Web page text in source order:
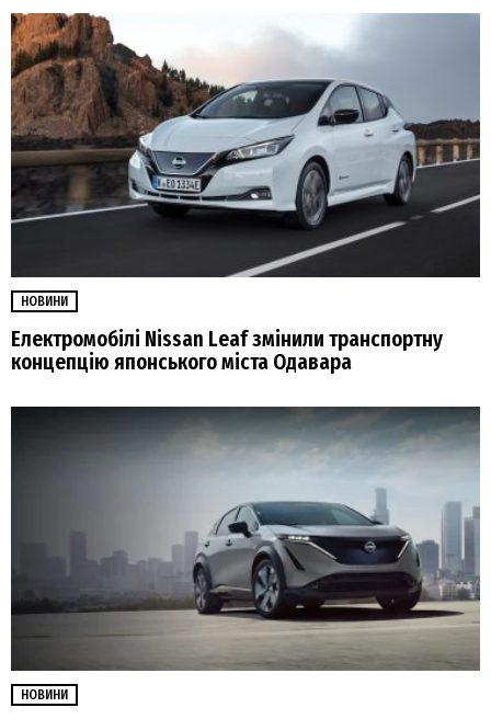
НОВИНИ
Електромобілі Nissan Leaf змінили транспортну
концепцію японського міста Одавара
НОВИНИ